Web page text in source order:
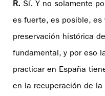
R. Sí. Y no solamente
es fuerte, es posible, es
preservación histórica
fundamental, y por eso
practicar en España
en la recuperación de